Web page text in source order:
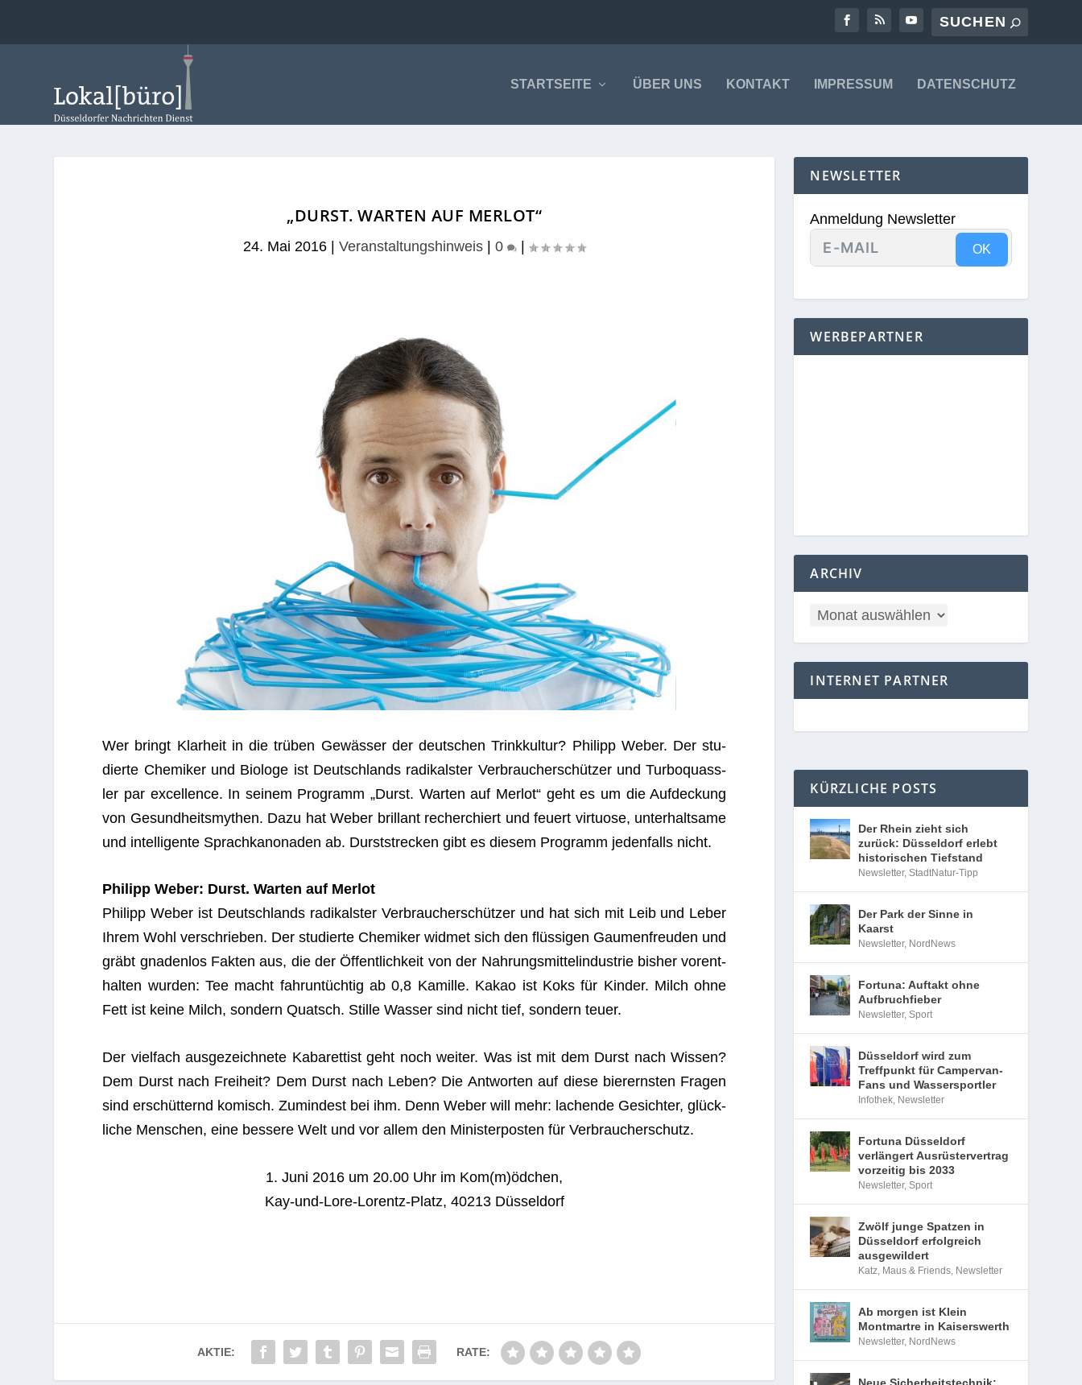
STARTSEITE ÜBER UNS KONTAKT IMPRESSUM DATENSCHUTZ
„DURST. WARTEN AUF MERLOT“
24. Mai 2016 |Veranstaltungshinweis |0 |
Wer bringt Klar­heit in die trü­ben Gewäs­ser der deut­schen Trink­kul­tur? Phil­ipp Weber. Der stu­
dierte Che­mi­ker und Bio­loge ist Deutsch­lands radi­kals­ter Ver­brau­cher­schüt­zer und Tur­bo­quass­
ler par excel­lence. In sei­nem Pro­gramm „Durst. War­ten auf Mer­lot“ geht es um die Auf­de­ckung
von Gesund­heits­my­then. Dazu hat Weber bril­lant recher­chiert und feu­ert vir­tuose, unter­halt­same
und intel­li­gente Sprach­ka­no­na­den ab. Durst­stre­cken gibt es die­sem Pro­gramm jeden­falls nicht.
Phil­ipp Weber: Durst. War­ten auf Merlot
Phil­ipp Weber ist Deutsch­lands radi­kals­ter Ver­brau­cher­schüt­zer und hat sich mit Leib und Leber
Ihrem Wohl ver­schrie­ben. Der stu­dierte Che­mi­ker wid­met sich den flüs­si­gen Gau­men­freu­den und
gräbt gna­den­los Fak­ten aus, die der Öffent­lich­keit von der Nah­rungs­mit­tel­in­dus­trie bis­her vor­ent­
hal­ten wur­den: Tee macht fahr­un­tüch­tig ab 0,8 Kamille. Kakao ist Koks für Kin­der. Milch ohne
Fett ist keine Milch, son­dern Quatsch. Stille Was­ser sind nicht tief, son­dern teuer.
Der viel­fach aus­ge­zeich­nete Kaba­ret­tist geht noch wei­ter. Was ist mit dem Durst nach Wis­sen?
Dem Durst nach Frei­heit? Dem Durst nach Leben? Die Ant­wor­ten auf diese bier­erns­ten Fra­gen
sind erschüt­ternd komisch. Zumin­dest bei ihm. Denn Weber will mehr: lachende Gesich­ter, glück­
li­che Men­schen, eine bes­sere Welt und vor allem den Minis­ter­pos­ten für Verbraucherschutz.
1. Juni 2016 um 20.00 Uhr im Kom(m)ödchen,
Kay-und-Lore-Lorentz-Platz, 40213 Düsseldorf
AKTIE: RATE:
NEWSLETTER
Anmeldung Newsletter
OK
WERBEPARTNER
ARCHIV
INTERNET PARTNER
KÜRZLICHE POSTS
Der Rhein zieht sich
zurück: Düsseldorf erlebt
historischen Tiefstand
Newsletter,StadtNatur-Tipp
Der Park der Sinne in
Kaarst
Newsletter, NordNews
Fortuna: Auftakt ohne
Aufbruchfieber
Newsletter,Sport
Düsseldorf wird zum
Treffpunkt für Campervan-
Fans und Wassersportler
Infothek, Newsletter
Fortuna Düsseldorf
verlängert Ausrüstervertrag
vorzeitig bis 2033
Newsletter,Sport
Zwölf junge Spatzen in
Düsseldorf erfolgreich
ausgewildert
Katz, Maus & Friends, Newsletter
Ab morgen ist Klein
Montmartre in Kaiserswerth
Newsletter, NordNews